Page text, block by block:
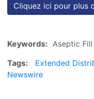
Cliquez ici pour plus
Keywords: Aseptic
Tags:
Extended
Newswire